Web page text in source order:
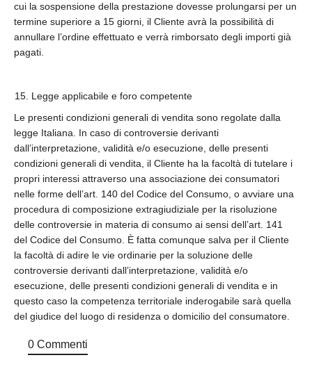
cui la sospensione della prestazione dovesse prolungarsi per un
termine superiore a 15 giorni, il Cliente avrà la possibilità di
annullare l’ordine effettuato e verrà rimborsato degli importi già
pagati.
Legge applicabile e foro competente
Le presenti condizioni generali di vendita sono regolate dalla
legge Italiana. In caso di controversie derivanti
dall’interpretazione, validità e/o esecuzione, delle presenti
condizioni generali di vendita, il Cliente ha la facoltà di tutelare i
propri interessi attraverso una associazione dei consumatori
nelle forme dell’art. 140 del Codice del Consumo, o avviare una
procedura di composizione extragiudiziale per la risoluzione
delle controversie in materia di consumo ai sensi dell’art. 141
del Codice del Consumo. È fatta comunque salva per il Cliente
la facoltà di adire le vie ordinarie per la soluzione delle
controversie derivanti dall’interpretazione, validità e/o
esecuzione, delle presenti condizioni generali di vendita e in
questo caso la competenza territoriale inderogabile sarà quella
del giudice del luogo di residenza o domicilio del consumatore.
0 Commenti